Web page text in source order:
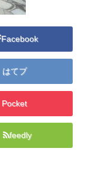
Facebook
はてブ
Pocket
feedly